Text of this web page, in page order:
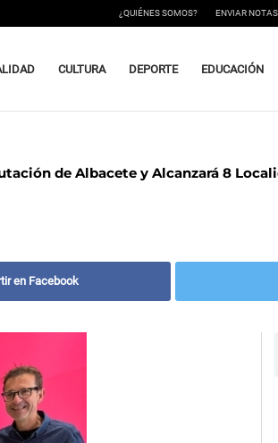
¿QUIÉNES SOMOS? ENVIAR
CULTURA DEPORTE EDUCACIÓN
de Albacete y Alcanzará 8
en Facebook